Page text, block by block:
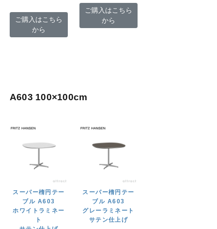
ご購入はこちら
から
ご購入はこちら
から
A603 100×100cm
スーパー楕円テー
ブル A603
ホワイトラミネー
ト
スーパー楕円テー
ブル A603
グレーラミネート
サテン仕上げ